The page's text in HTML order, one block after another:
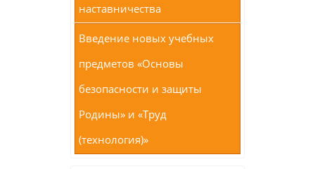
наставничества
Введение новых учебных
предметов «Основы
безопасности и защиты
Родины» и «Труд
(технология)»